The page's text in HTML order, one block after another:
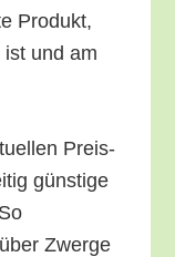
Pro­dukt,
und am
Preis­
güns­ti­ge
Zwer­ge